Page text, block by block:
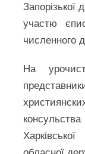
Запорізької
участю
численного
На